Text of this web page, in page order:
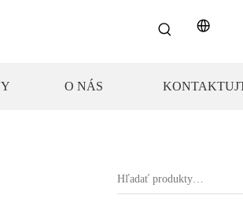
O NÁS